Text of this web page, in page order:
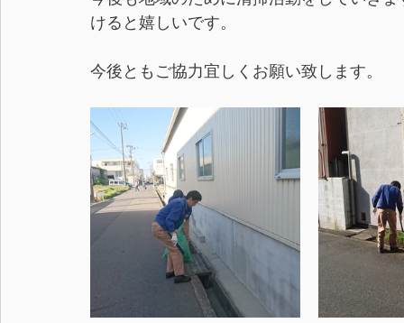
けると嬉しいです。
今後ともご協力宜しくお願い致します。